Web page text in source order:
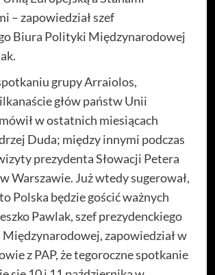
– zapowiedział szef
Biura Polityki Międzynarodowej
grupy Arraiolos,
głów państw Unii
w ostatnich miesiącach
Duda; między innymi podczas
prezydenta Słowacji Petera
Warszawie. Już wtedy sugerował,
Polska będzie gościć ważnych
Pawlak, szef prezydenckiego
zapowiedział w
z PAP, że tegoroczne spotkanie